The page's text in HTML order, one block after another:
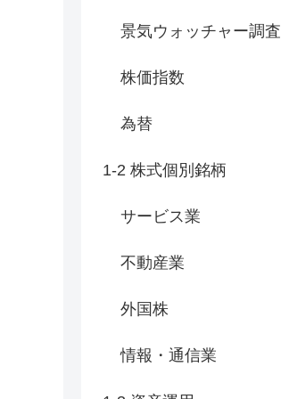
景気ウォッチャー調査
株価指数
為替
1-2 株式個別銘柄
サービス業
不動産業
外国株
情報・通信業